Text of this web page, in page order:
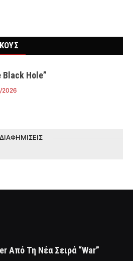
Black Hole”
2026
ΔΙΑΦΗΜΙΣΕΙΣ
Από Τη Νέα Σειρά “War”